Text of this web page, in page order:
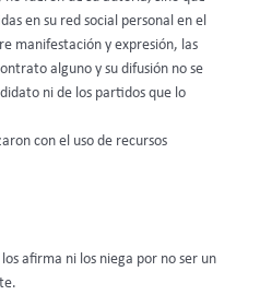
en su red social personal en el
manifestación y expresión, las
alguno y su difusión no se
ni de los partidos que lo
con el uso de recursos
afirma ni los niega por no ser un